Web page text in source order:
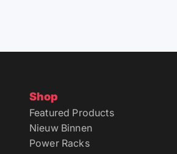
Shop
Featured Products
Nieuw Binnen
Power Racks